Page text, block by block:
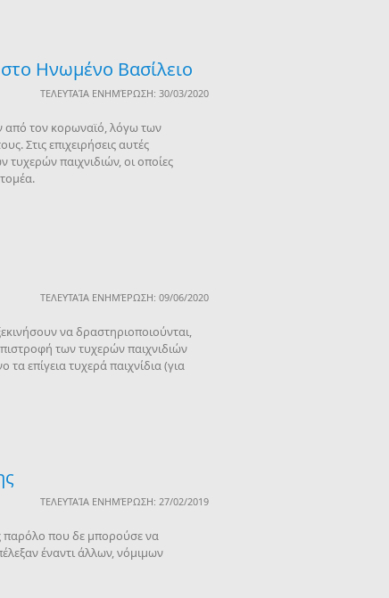
στο Ηνωμένο Βασίλειο
ΤΕΛΕΥΤΑΊΑ ΕΝΗΜΈΡΩΣΗ: 30/03/2020
από τον κορωναϊό, λόγω των
Στις επιχειρήσεις αυτές
τυχερών παιχνιδιών, οι οποίες
ΤΕΛΕΥΤΑΊΑ ΕΝΗΜΈΡΩΣΗ: 09/06/2020
να δραστηριοποιούνται,
των τυχερών παιχνιδιών
επίγεια τυχερά παιχνίδια (για
ΤΕΛΕΥΤΑΊΑ ΕΝΗΜΈΡΩΣΗ: 27/02/2019
παρόλο που δε μπορούσε να
έναντι άλλων, νόμιμων